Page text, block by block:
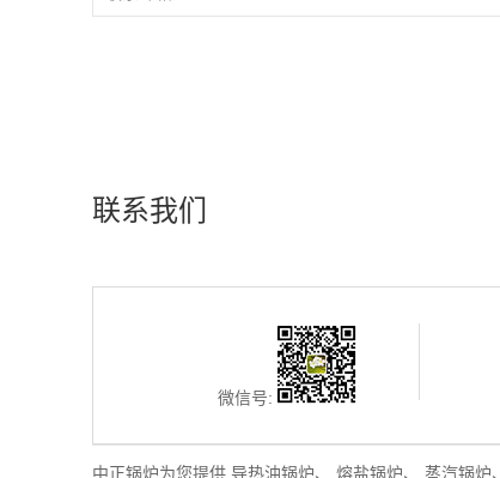
联系我们
微信号:
中正锅炉为您提供 导热油锅炉、 熔盐锅炉、 蒸汽锅炉